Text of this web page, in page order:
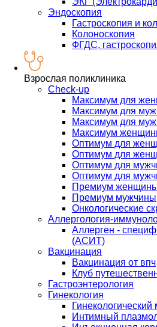
Эндоскопия
Гастроскопия и
Колоноскопия
ФГДС,
Взрослая поликлиника
Check-up
Максимум для
Максимум для
Максимум для
Максимум
Оптимум для
Оптимум для
Оптимум для
Оптимум для
Премиум
Премиум мужчины
Онкологические
Аллергология-
Аллерген -
(АСИТ)
Вакцинация
Вакцинация от впч
Клуб
Гастроэнтерология
Гинекология
Интимный